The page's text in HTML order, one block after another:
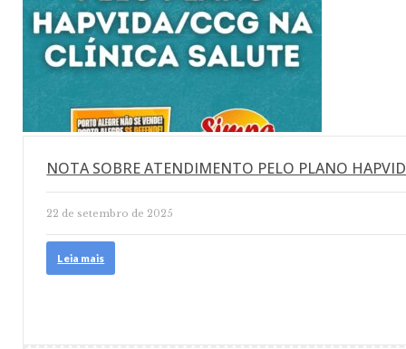
NOTA SOBRE ATENDIMENTO PELO PLANO
22 de setembro de 2025
Leia mais